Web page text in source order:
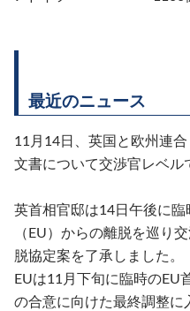
最近のニュース
11月14日、英国と欧州連
文書について交渉官レベル
英首相官邸は14日午後に
（EU）からの離脱を巡り
脱協定案を了承しました。
EUは11月下旬に臨時のEU
の合意に向けた最終調整に